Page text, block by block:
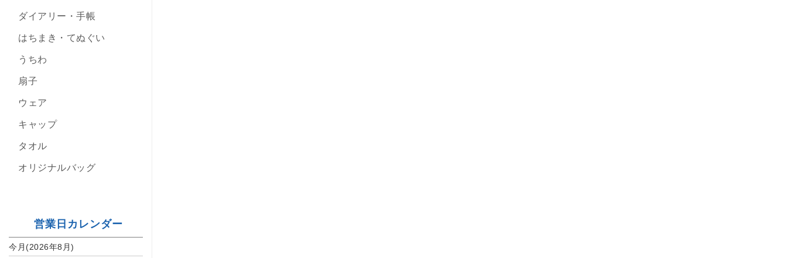
ダイアリー・手帳
はちまき・てぬぐい
うちわ
扇子
ウェア
キャップ
タオル
オリジナルバッグ
営業日カレンダー
今月(2026年8月)